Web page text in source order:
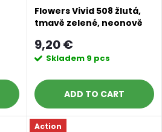
Flowers Vivid 508 žlutá,
tmavě zelené, neonově
9,20 €
Skladem 9 pcs
ADD TO CART
Action